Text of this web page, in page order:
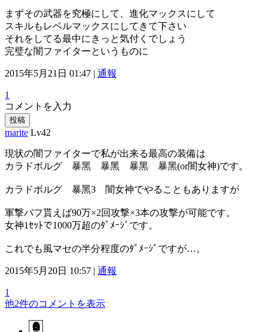
まずその武器を究極にして、進化マックスにして
スキルもレベルマックスにしてきて下さい
それをしてる最中にきっと気付くでしょう
完璧な闇ファイターというものに
2015年5月21日 01:47 | 通報
1
コメントを入力
投稿
marite Lv42
現状の闇ファイターで私が出来る最高の装備は
カラドボルグ 暴黑 暴黑 暴黑 暴黑(or闇女神)です。
カラドボルグ 暴黑3 闇女神でやることもありますが
軍撃バフ貰えば90万×2回攻撃×3本の攻撃が可能です。
女神1ｾｯﾄで1000万超のﾀﾞﾒｰｼﾞです。
これでも風マセの半分程度のﾀﾞﾒｰｼﾞですが…。
2015年5月20日 10:57 | 通報
1
他2件のコメントを表示